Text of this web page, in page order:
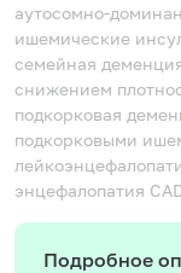
аутосомно-
ишемические
семейная
снижением
подкорковая
подкорковыми
энцефалопатия
Подробное